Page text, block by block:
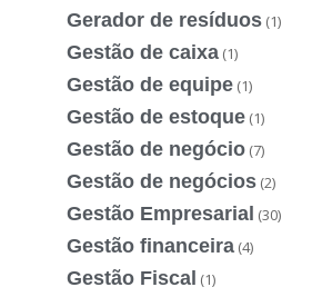
Gerador de resíduos (1)
Gestão de caixa (1)
Gestão de equipe (1)
Gestão de estoque (1)
Gestão de negócio (7)
Gestão de negócios (2)
Gestão Empresarial (30)
Gestão financeira (4)
Gestão Fiscal (1)